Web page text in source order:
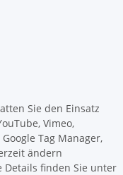
Sie den Einsatz
Vimeo,
Tag Manager,
ändern
Details finden Sie unter